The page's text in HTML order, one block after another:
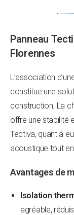
Panneau
Florennes
L’association
constitue une
construction. La
offre une stabilité
Tectiva, quant à
acoustique tout
Avantages de
Isolation
agréable,